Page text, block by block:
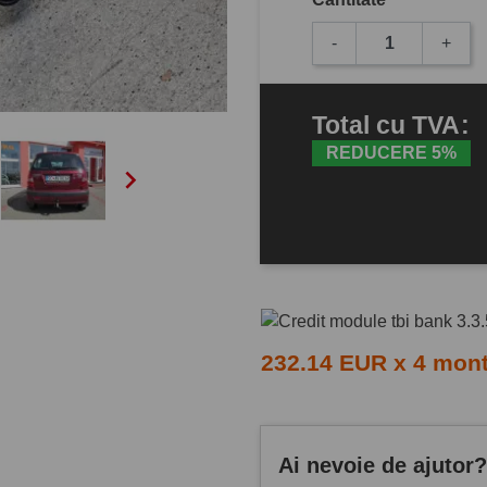

- +
Total cu TVA:
REDUCERE 5%
232.14 EUR x 4
Ai nevoie de